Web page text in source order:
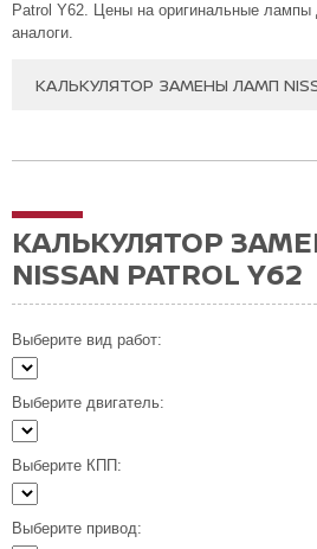
Patrol Y62. Цены на оригинальные
аналоги.
КАЛЬКУЛЯТОР ЗАМЕНЫ ЛАМП
КАЛЬКУЛЯТОР
NISSAN PATROL Y62
Выберите вид работ:
Выберите двигатель:
Выберите КПП:
Выберите привод: